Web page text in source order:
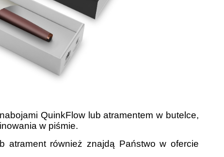
QuinkFlow lub atramentem w butelce,
w piśmie.
atrament również znajdą Państwo w ofercie